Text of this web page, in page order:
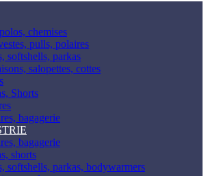
chemises
pulls, polaires
softshells, parkas
salopettes, cottes
Shorts
bagagerie
bagagerie
shorts
softshells, parkas, bodywarmers